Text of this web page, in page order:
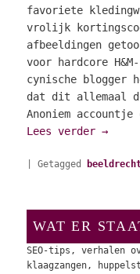
favoriete
vrolijk
afbeeldingen
voor hardcore
cynische blogger
dat dit allemaal
Anoniem accountje
Lees verder→
|Getagged
WAT ER
SEO-tips, verhalen
klaagzangen,